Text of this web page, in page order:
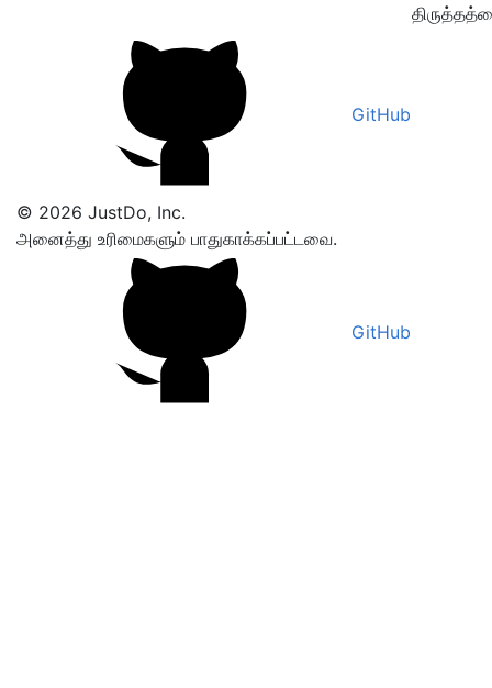
GitHub
© 2026 JustDo, Inc.
அனைத்து உரிமைகளும் பாதுகாக்கப்பட்டவை.
GitHub